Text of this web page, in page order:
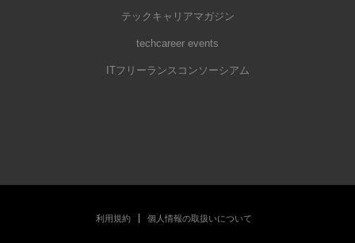
テックキャリアマガジン
techcareer events
ITフリーランスコンソーシアム
利用規約 個人情報の取扱いについて